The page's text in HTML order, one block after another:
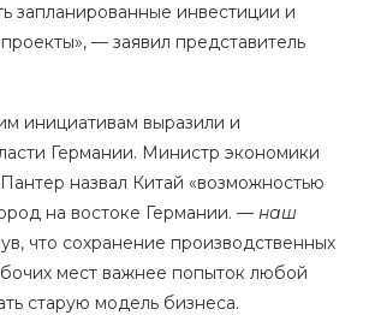
запланированные инвестиции и
— заявил представитель
инициативам выразили и
Германии. Министр экономики
назвал Китай «возможностью
на востоке Германии. — наш
что сохранение производственных
мест важнее попыток любой
старую модель бизнеса.